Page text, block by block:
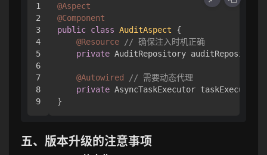
1
2
3
4
5
6
7
8
@Aspect
@Component
public class AuditAspect {
@Resource
// 确保注入时机正确
private AuditRepository auditRepository;
@Autowired
// 需要动态代理
private AsyncTaskExecutor taskExecutor;
五、版本升级的注意事项